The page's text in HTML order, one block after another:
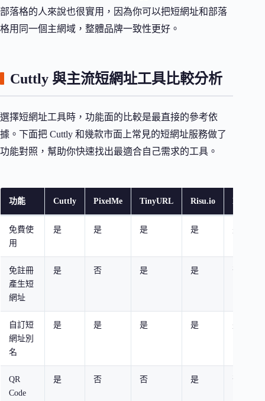
部落格的人來說也很實用，因為你可以把短網址和部落
格用同一個主網域，整體品牌一致性更好。
Cuttly 與主流短網址工具比較分析
選擇短網址工具時，功能面的比較是最直接的參考依
據。下面把 Cuttly 和幾款市面上常見的短網址服務做了
功能對照，幫助你快速找出最適合自己需求的工具。
功能 Cuttly PixelMe TinyURL Risu.io Lihi.io
免費使
用
是 是 是 是 是
免註冊
產生短
網址
是 否 是 是 否
自訂短
網址別
名
是 是 是 是 是
QR
Code
是 否 否 是 否